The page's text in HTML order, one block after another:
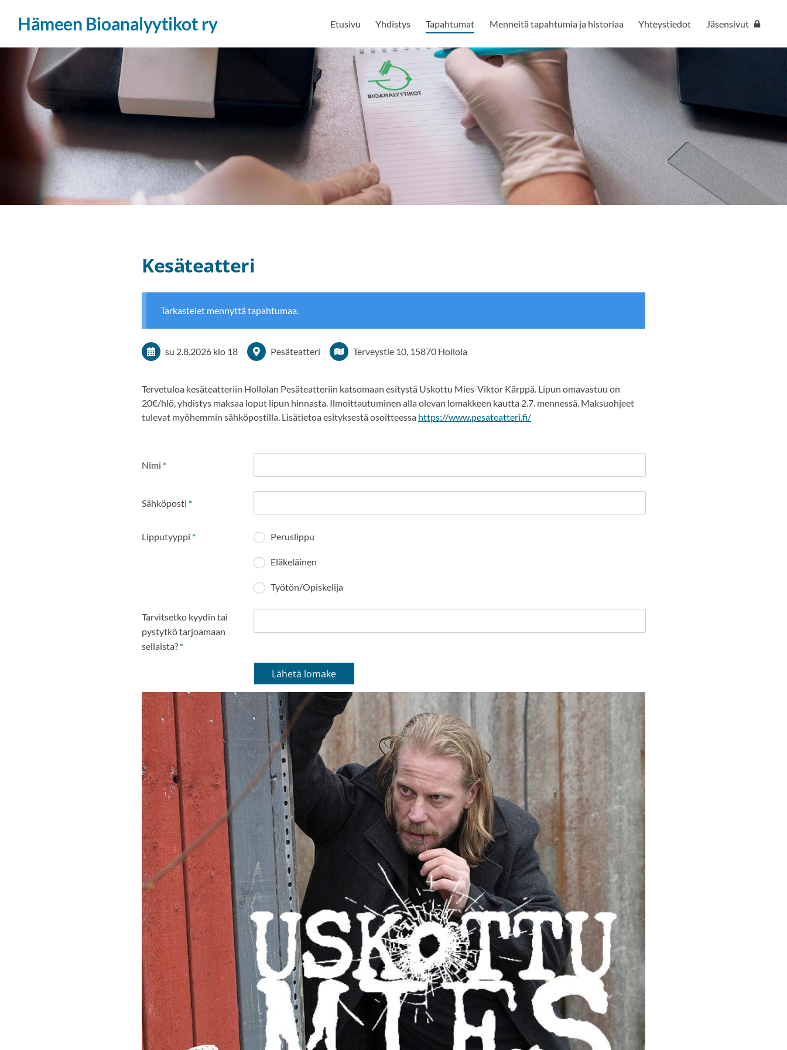
sivunHämeen Bioanalyytikot ry Etusivu Yhdistys Tapahtumat Menneitä tapahtumia ja historiaa Yhteystiedot Jäsensivut
Kesäteatteri
Tarkastelet mennyttä tapahtumaa.
su 2.8.2026 klo 18 Pesäteatteri Terveystie 10, 15870 Hollola
Tervetuloa kesäteatteriin Hollolan Pesäteatteriin katsomaan esitystä Uskottu Mies-Viktor Kärppä. Lipun omavastuu on
20€/hlö, yhdistys maksaa loput lipun hinnasta. Ilmoittautuminen alla olevan lomakkeen kautta 2.7. mennessä. Maksuohjeet
tulevat myöhemmin sähköpostilla. Lisätietoa esityksestä osoitteessa https://www.pesateatteri.fi/
Nimi *
Sähköposti *
Lipputyyppi * Peruslippu
Eläkeläinen
Työtön/Opiskelija
Tarvitsetko kyydin tai
pystytkö tarjoamaan
sellaista? *
Lähetä lomake